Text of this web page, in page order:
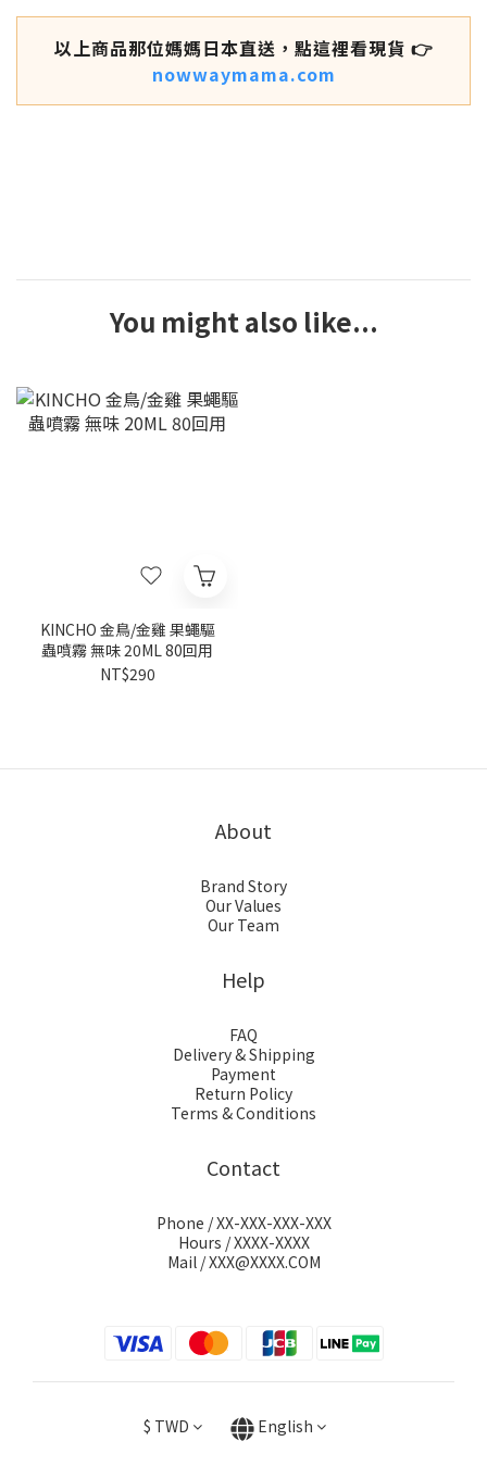
以上商品那位媽媽日本直送，點這裡看現貨 👉
nowwaymama.com
You might also like...
KINCHO 金鳥/金雞 果蠅驅
蟲噴霧 無味 20ML 80回用
NT$290
About
Brand Story
Our Values
Our Team
Help
FAQ
Delivery & Shipping
Payment
Return Policy
Terms & Conditions
Contact
Phone / XX-XXX-XXX-XXX
Hours / XXXX-XXXX
Mail / XXX@XXXX.COM
$ TWD English